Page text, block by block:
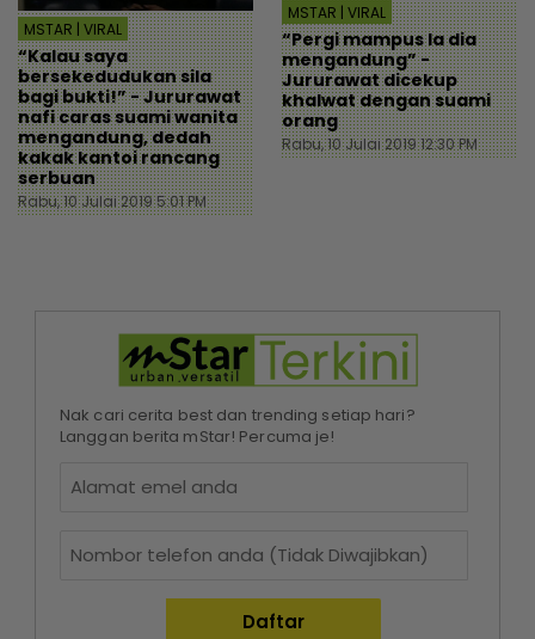
MSTAR | VIRAL
“Kalau saya
bersekedudukan sila
bagi bukti!” - Jururawat
nafi caras suami wanita
mengandung, dedah
kakak kantoi rancang
serbuan
Rabu, 10 Julai 2019 5:01 PM
MSTAR | VIRAL
“Pergi mampus la dia
mengandung” -
Jururawat dicekup
khalwat dengan suami
orang
Rabu, 10 Julai 2019 12:30 PM
Nak cari cerita best dan trending setiap hari?
Langgan berita mStar! Percuma je!